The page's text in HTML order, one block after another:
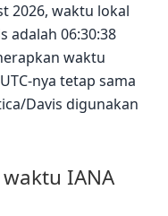
2026, waktu lokal
adalah 06:30:38
waktu
nya tetap sama
Davis digunakan
IANA